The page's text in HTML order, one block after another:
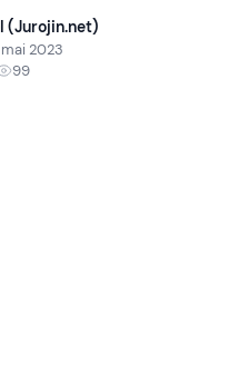
(Jurojin.net)
2023
99